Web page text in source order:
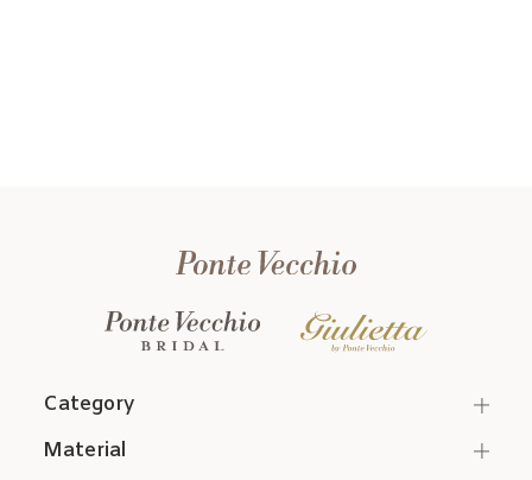
Category
Material